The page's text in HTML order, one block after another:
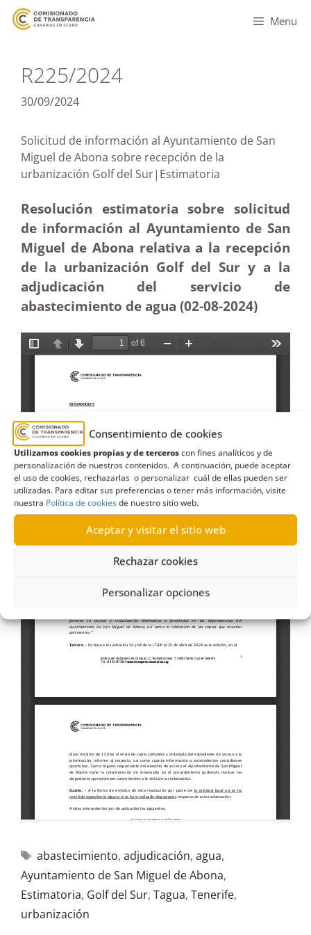
Consentimiento de cookies
Utilizamos cookies propias y de terceroscon fines analíticos y de
personalización de nuestros contenidos. A continuación, puede aceptar
el uso de cookies, rechazarlas o personalizar cuál de ellas pueden ser
utilizadas. Para editar sus preferencias o tener más información, visite
nuestra Política de cookiesde nuestro sitio web.
Aceptar y visitar el sitio web
Rechazar cookies
Personalizar opciones
Menu
R225/2024
30/09/2024
Solicitud de información al Ayuntamiento de San
Miguel de Abona sobre recepción de la
urbanización Golf del Sur|Estimatoria
Resolución estimatoria sobre solicitud
de información al Ayuntamiento de San
Miguel de Abona relativa a la recepción
de la urbanización Golf del Sur y a la
adjudicación del servicio de
abastecimiento de agua (02-08-2024)
abastecimiento, adjudicación, agua,
Ayuntamiento de San Miguel de Abona,
Estimatoria, Golf del Sur, Tagua, Tenerife,
urbanización